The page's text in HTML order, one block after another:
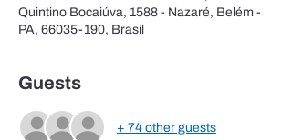
Quintino Bocaiúva, 1588 - Nazaré, Belém -
PA, 66035-190, Brasil
Guests
+ 74 other guests